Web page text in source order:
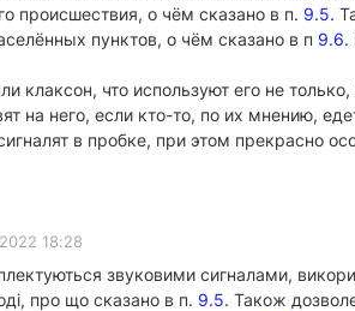
происшествия, о чём сказано в п. 9.5.
пунктов, о чём сказано в п 9.6.
клаксон, что используют его не
на него, если кто-то, по их мнению,
в пробке, при этом прекрасно
18:28
звуковими сигналами,
про що сказано в п. 9.5. Також